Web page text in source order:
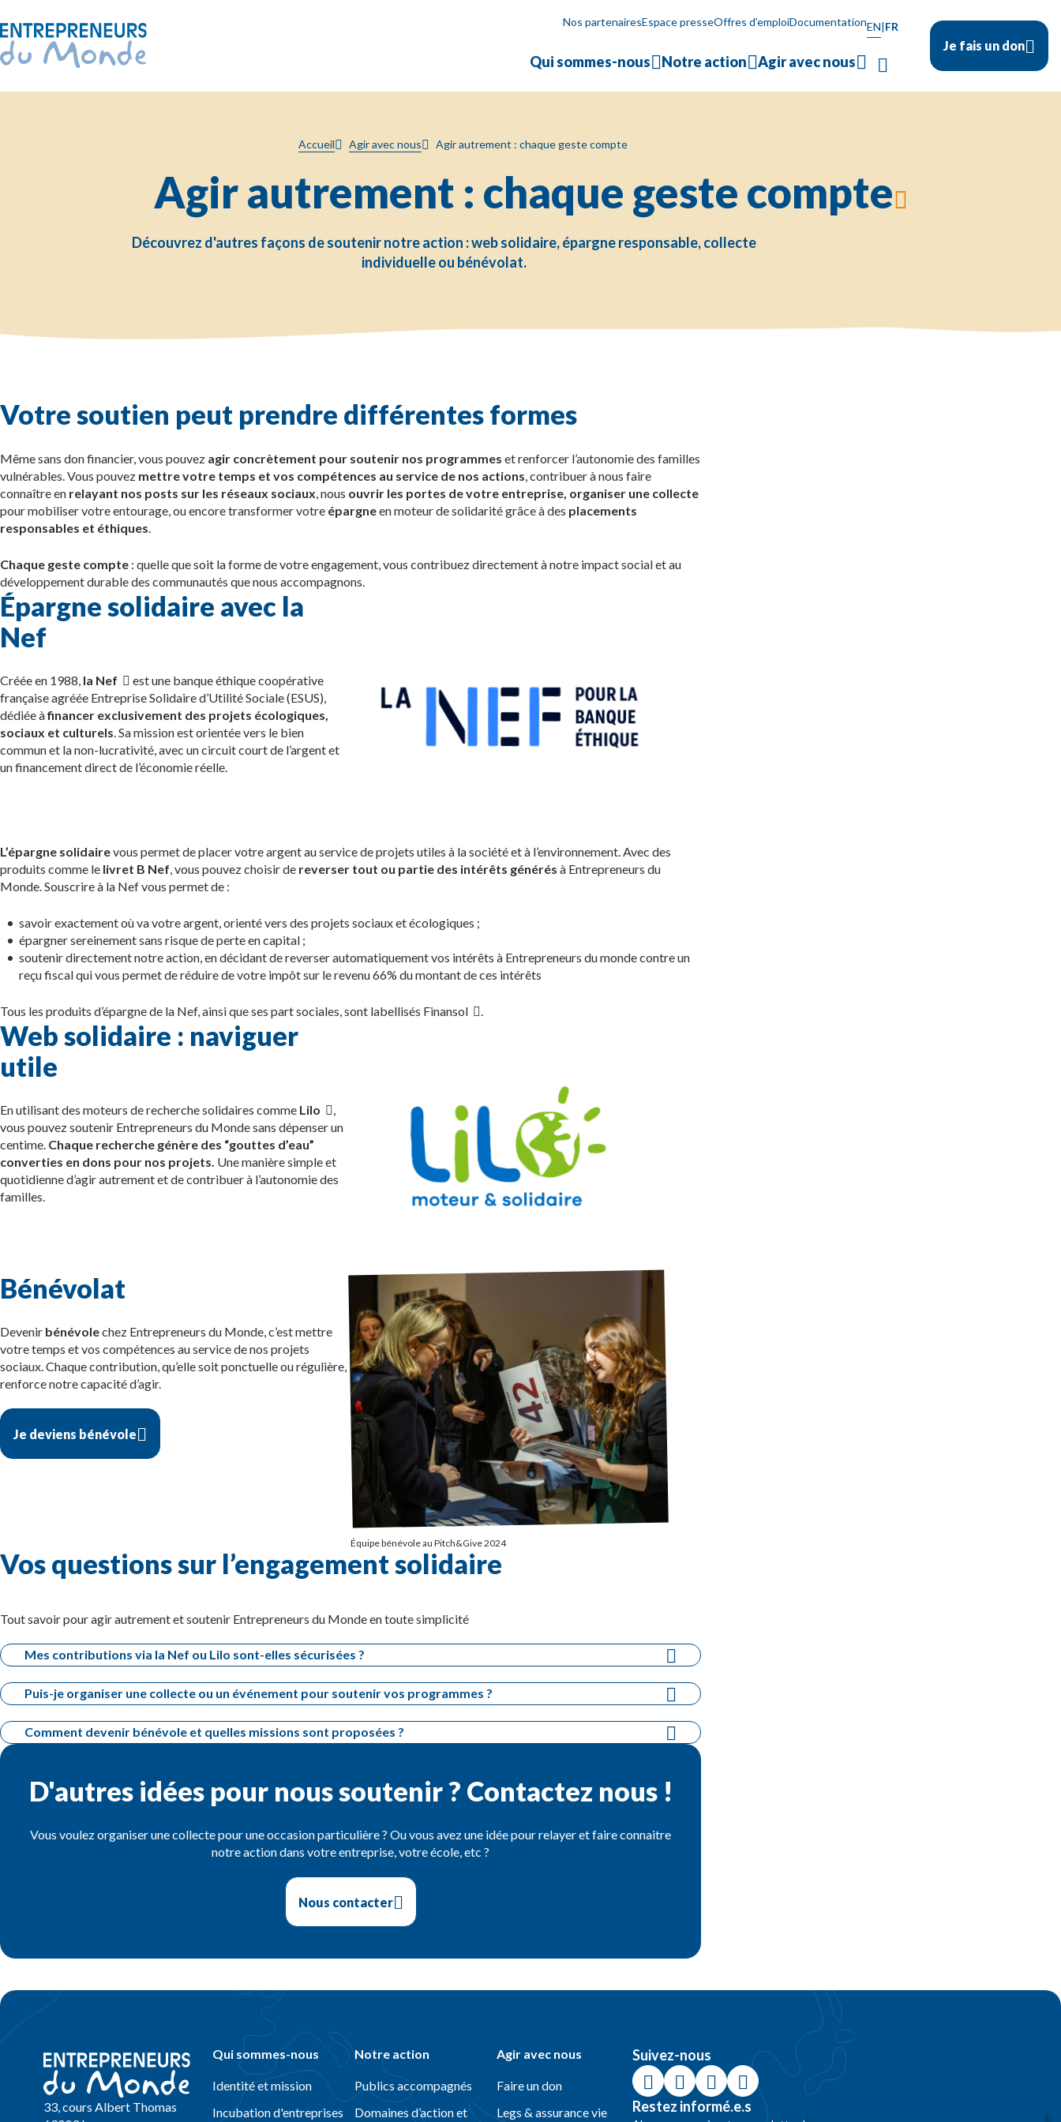
Nos partenairesEspace presseOffres d’emploiDocumentationEN|FR
Qui sommes-nous Notre action Agir avec nous
Je fais un don
Accueil Agir avec nous Agir autrement : chaque geste compte
Agir autrement : chaque geste compte
Découvrez d'autres façons de soutenir notre action : web solidaire, épargne responsable, collecte
individuelle ou bénévolat.
Votre soutien peut prendre différentes formes
Même sans don financier, vous pouvez agir concrètement pour soutenir nos programmes et renforcer l’autonomie des familles
vulnérables. Vous pouvez mettre votre temps et vos compétences au service de nos actions , contribuer à nous faire
connaître en relayant nos posts sur les réseaux sociaux , nous ouvrir les portes de votre entreprise, organiser une collecte
pour mobiliser votre entourage, ou encore transformer votre épargneen moteur de solidarité grâce à des placements
responsables et éthiques
Chaque geste compte : quelle que soit la forme de votre engagement, vous contribuez directement à notre impact social et au
développement durable des communautés que nous accompagnons.
Épargne solidaire avec la
Nef
Créée en 1988, la Nef
est une banque éthique coopérative
française agréée Entreprise Solidaire d’Utilité Sociale (ESUS),
dédiée àfinancer exclusivement des projets écologiques,
sociaux et culturels. Sa mission est orientée vers le bien
commun et la non-lucrativité, avec un circuit court de l’argent et
un financement direct de l’économie réelle.
L’épargne solidairevous permet de placer votre argent au service de projets utiles à la société et à l’environnement. Avec des
produits comme le livret B Nef , vous pouvez choisir de reverser tout ou partie des intérêts générés à Entrepreneurs du
Monde. Souscrire à la Nef vous permet de :
savoir exactement où va votre argent, orienté vers des projets sociaux et écologiques ;
épargner sereinement sans risque de perte en capital ;
soutenir directement notre action, en décidant de reverser automatiquement vos intérêts à Entrepreneurs du monde contre un
reçu fiscal qui vous permet de réduire de votre impôt sur le revenu 66% du montant de ces intérêts
Tous les produits d’épargne de la Nef, ainsi que ses part sociales, sont labellisés Finansol
Web solidaire : naviguer
utile
En utilisant des moteurs de recherche solidaires comme Lilo
,
vous pouvez soutenir Entrepreneurs du Monde sans dépenser un
centime. Chaque recherche génère des “gouttes d’eau”
converties en dons pour nos projets. Une manière simple et
quotidienne d’agir autrement et de contribuer à l’autonomie des
familles.
Équipe bénévole au Pitch&Give 2024
Bénévolat
Devenir bénévolechez Entrepreneurs du Monde, c’est mettre
votre temps et vos compétences au service de nos projets
sociaux. Chaque contribution, qu’elle soit ponctuelle ou régulière,
renforce notre capacité d’agir.
Je deviens bénévole
Vos questions sur l’engagement solidaire
Tout savoir pour agir autrement et soutenir Entrepreneurs du Monde en toute simplicité
Mes contributions via la Nef ou Lilo sont-elles sécurisées ?
Puis-je organiser une collecte ou un événement pour soutenir vos programmes ?
Comment devenir bénévole et quelles missions sont proposées ?
D'autres idées pour nous soutenir ? Contactez nous !
Vous voulez organiser une collecte pour une occasion particulière ? Ou vous avez une idée pour relayer et faire connaitre
notre action dans votre entreprise, votre école, etc ?
Nous contacter
33, cours Albert Thomas
Qui sommes-nous
Identité et mission
Incubation d'entreprises
Notre action
Publics accompagnés
Domaines d’action et
Agir avec nous
Faire un don
Legs & assurance vie
Suivez-nous
Restez informé.e.s